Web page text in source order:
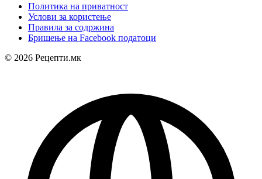
Политика на приватност
Услови за користење
Правила за содржина
Бришење на Facebook податоци
© 2026 Рецепти.мк